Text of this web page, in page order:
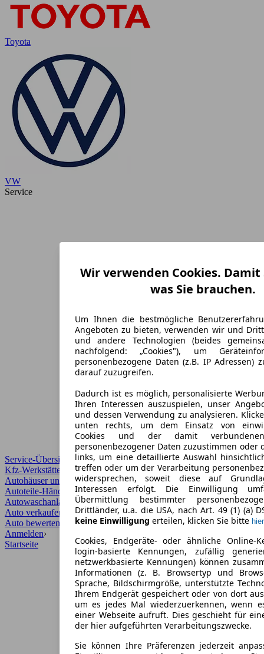
Toyota
VW
Service
Service-Übersicht
Kfz-Werkstätten
Autohäuser und Händler
Autoteile-Händler
Autowaschanlagen
Auto verkaufen
Auto bewerten
Anmelden›
Wir verwenden Cookies.
was Sie brauchen.
Um Ihnen die bestmögliche
Angeboten zu bieten, verwenden wir und
und andere Technologien (beides
nachfolgend: „Cookies"), um
personenbezogene Daten (z.B. IP Adressen)
darauf zuzugreifen.
Dadurch ist es möglich, personalisierte
Ihren Interessen auszuspielen, unser
und dessen Verwendung zu analysieren.
unten rechts, um dem Einsatz von
Cookies und der damit
personenbezogener Daten zuzustimmen oder
links, um eine detaillierte Auswahl
treffen oder um der Verarbeitung
widersprechen, soweit diese auf
Interessen erfolgt. Die Einwilligung
Übermittlung bestimmter
Drittländer, u.a. die USA, nach Art. 49 (1) (a)
keine Einwilligung erteilen, klicken Sie bitte hier
Cookies, Endgeräte- oder ähnliche Online-
login-basierte Kennungen, zufällig
netzwerkbasierte Kennungen) können
Informationen (z. B. Browsertyp und
Sprache, Bildschirmgröße, unterstützte
Ihrem Endgerät gespeichert oder von dort
um es jedes Mal wiederzuerkennen, wenn
einer Webseite aufruft. Dies geschieht für
der hier aufgeführten Verarbeitungszwecke.
Sie können Ihre Präferenzen jederzeit
Startseite